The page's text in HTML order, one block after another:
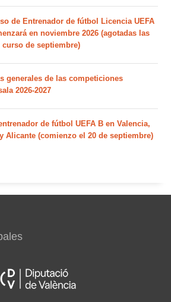
de Entrenador de fútbol Licencia UEFA
en noviembre 2026 (agotadas las
de septiembre)
generales de las competiciones
2026-2027
de fútbol UEFA B en Valencia,
Alicante (comienzo el 20 de septiembre)